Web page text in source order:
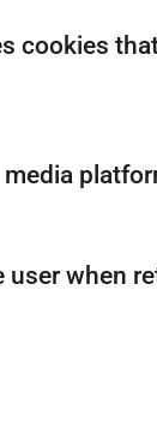
cookies
user when